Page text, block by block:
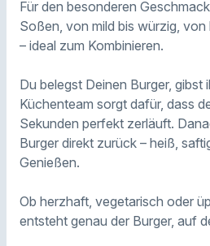
Für den besonderen
Soßen, von mild bis würzig,
– ideal zum Kombinieren.
Du belegst Deinen Burger, gibst
Küchenteam sorgt dafür, dass
Sekunden perfekt zerläuft.
Burger direkt zurück – heiß,
Genießen.
Ob herzhaft, vegetarisch oder
entsteht genau der Burger, auf